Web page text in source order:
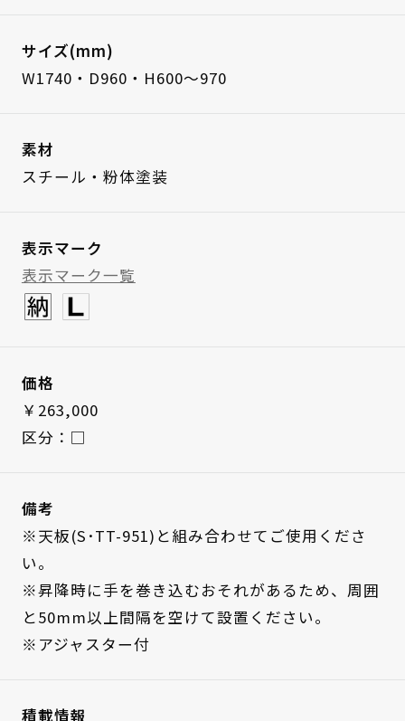
サイズ(mm)
W1740・D960・H600～970
素材
スチール・粉体塗装
表示マーク
表示マーク一覧
価格
￥263,000
区分：□
備考
※天板(S･TT-951)と組み合わせてご使用くださ
い。
※昇降時に手を巻き込むおそれがあるため、周囲
と50mm以上間隔を空けて設置ください。
※アジャスター付
積載情報